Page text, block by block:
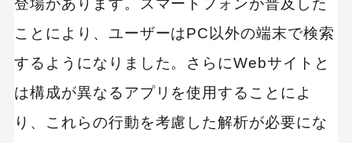
登場があります。スマートフォンが普及した
ことにより、ユーザーはPC以外の端末で検索
するようになりました。さらにWebサイトと
は構成が異なるアプリを使用することによ
り、これらの行動を考慮した解析が必要にな